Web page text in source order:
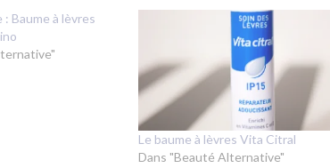
: Baume à lèvres
Le baume à lèvres Vita Citral
Dans "Beauté Alternative"